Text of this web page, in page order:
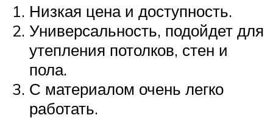
Низкая цена и доступность.
Универсальность, подойдет для
утепления потолков, стен и
пола.
С материалом очень легко
работать.